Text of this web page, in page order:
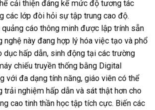
cải thiện đáng kể mức độ tương tác
các lớp đòi hỏi sự tập trung cao độ.
quảng cáo thông minh được lập trính sẵn
nghệ này đang hợp lý hóa việc tạo và phổ
dục hấp dẫn, sinh động tại các trường
chiếu truyền thống bằng Digital
với đa dạng tính năng, giáo viên có thể
trải nghiệm hấp dẫn và sát thật hơn cho
cao tinh thần học tập tích cực. Biến các